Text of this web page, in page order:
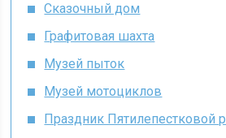
Сказочный дом
Графитовая шахта
Музей пыток
Музей мотоциклов
Праздник Пятилепестковой